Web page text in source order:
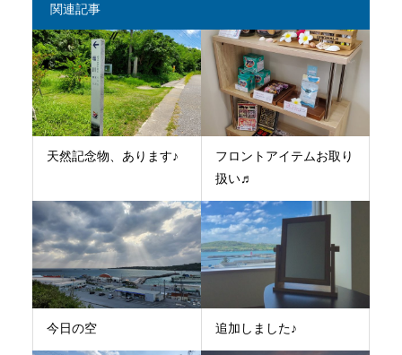
関連記事
天然記念物、あります♪
フロントアイテムお取り
扱い♬
今日の空 追加しました♪